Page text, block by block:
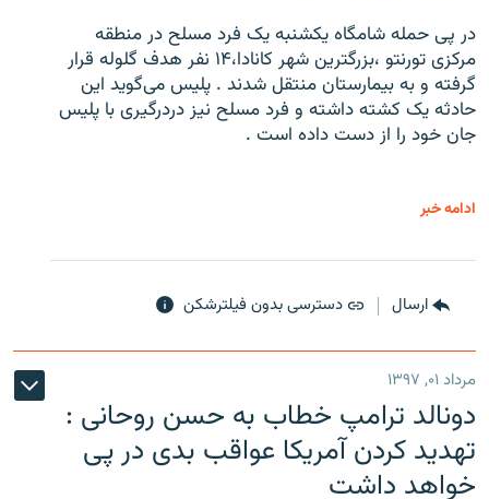
در پی حمله شامگاه یکشنبه یک فرد مسلح در منطقه
مرکزی تورنتو ،‌بزرگترین شهر کانادا،۱۴ نفر هدف گلوله قرار
گرفته و به بیمارستان منتقل شدند . پلیس می‌گوید این
حادثه یک کشته داشته و فرد مسلح نیز دردرگیری با پلیس
جان خود را از دست داده است .
ادامه خبر
ارسال دسترسی بدون فیلترشکن
مرداد ۰۱, ۱۳۹۷
دونالد ترامپ خطاب به حسن روحانی :
تهدید کردن آمریکا عواقب بدی در پی
خواهد داشت